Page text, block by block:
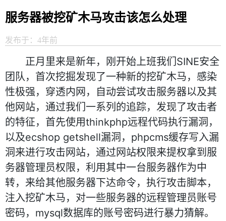
服务器被挖矿木马攻击该怎么处理
发布于：4年前
正月里来是新年，刚开始上班我们SINE安全
团队，首次挖掘发现了一种新的挖矿木马，感染
性极强，穿透内网，自动尝试攻击服务器以及其
他网站，通过我们一系列的追踪，发现了攻击者
的特征，首先使用thinkphp远程代码执行漏洞，
以及ecshop getshell漏洞，phpcms缓存写入漏
洞来进行攻击网站，通过网站权限来提权拿到服
务器管理员权限，利用其中一台服务器作为中
转，来给其他服务器下达命令，执行攻击脚本，
注入挖矿木马，对一些服务器的远程管理员账号
密码，mysql数据库的账号密码进行暴力猜解。